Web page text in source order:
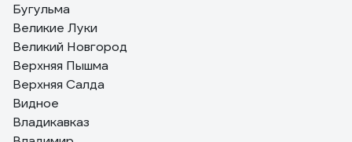
Бугульма
Великие Луки
Великий Новгород
Верхняя Пышма
Верхняя Салда
Видное
Владикавказ